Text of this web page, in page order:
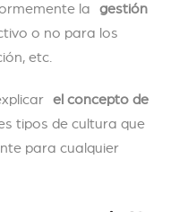
la gestión
o no para los
etc.
el concepto de
tipos de cultura que
para cualquier